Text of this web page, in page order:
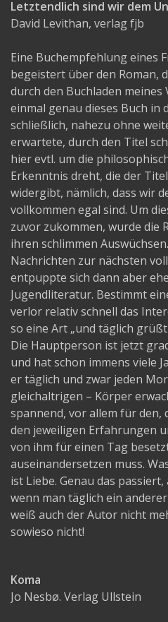
Letztendlich sind wir dem
David Levithan, verlag fjb
Eine Buchempfehlung eines
begeistert über den Roman,
durch den Buchladen
einmal genau dieses Buch in
schließlich, nahezu ohne
erwartete, durch den Titel
hier evtl. um die
Erkenntnis dreht, die der
widergibt, nämlich, dass wir
vollkommen egal sind. Um
zuvor zukommen, wurde die
ihren schlimmen
Nachrichten zur nächsten
entpuppte sich dann aber
Jugendliteratur. Bestimmt
verlor relativ schnell das
so eine Art „und täglich
Die Hauptperson ist jetzt
und hat schon immens viele
er täglich und zwar jeden
gleichaltrigen – Körper
spannend, vor allem für den,
den jeweiligen Erfahrungen
von ihm für einen Tag
auseinandersetzen muss.
ist Liebe. Genau das
wenn man täglich ein
weiß auch der Autor nicht
sowieso nicht!
Koma
Jo Nesbø. Verlag Ullstein